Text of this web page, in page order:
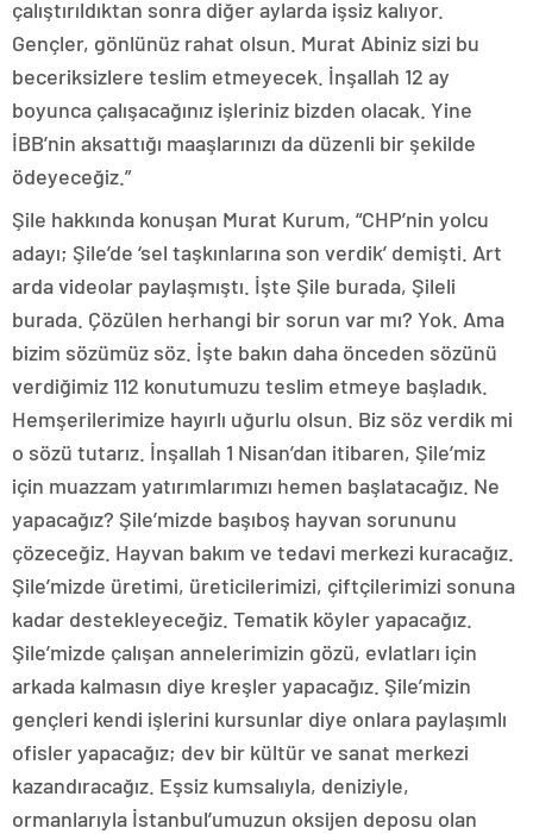
çalıştırıldıktan sonra diğer aylarda işsiz kalıyor.
Gençler, gönlünüz rahat olsun. Murat Abiniz sizi bu
beceriksizlere teslim etmeyecek. İnşallah 12 ay
boyunca çalışacağınız işleriniz bizden olacak. Yine
İBB’nin aksattığı maaşlarınızı da düzenli bir şekilde
ödeyeceğiz.”
Şile hakkında konuşan Murat Kurum, “CHP’nin yolcu
adayı; Şile’de ‘sel taşkınlarına son verdik’ demişti. Art
arda videolar paylaşmıştı. İşte Şile burada, Şileli
burada. Çözülen herhangi bir sorun var mı? Yok. Ama
bizim sözümüz söz. İşte bakın daha önceden sözünü
verdiğimiz 112 konutumuzu teslim etmeye başladık.
Hemşerilerimize hayırlı uğurlu olsun. Biz söz verdik mi
o sözü tutarız. İnşallah 1 Nisan’dan itibaren, Şile’miz
için muazzam yatırımlarımızı hemen başlatacağız. Ne
yapacağız? Şile’mizde başıboş hayvan sorununu
çözeceğiz. Hayvan bakım ve tedavi merkezi kuracağız.
Şile’mizde üretimi, üreticilerimizi, çiftçilerimizi sonuna
kadar destekleyeceğiz. Tematik köyler yapacağız.
Şile’mizde çalışan annelerimizin gözü, evlatları için
arkada kalmasın diye kreşler yapacağız. Şile’mizin
gençleri kendi işlerini kursunlar diye onlara paylaşımlı
ofisler yapacağız; dev bir kültür ve sanat merkezi
kazandıracağız. Eşsiz kumsalıyla, deniziyle,
ormanlarıyla İstanbul’umuzun oksijen deposu olan